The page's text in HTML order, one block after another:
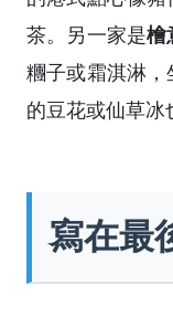
茶。另一家是檜
糰子或霜淇淋
的豆花或仙草冰
寫在最